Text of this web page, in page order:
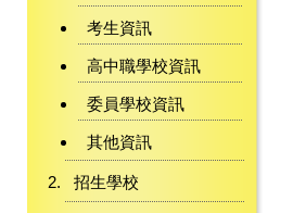
考生資訊
高中職學校資訊
委員學校資訊
其他資訊
招生學校